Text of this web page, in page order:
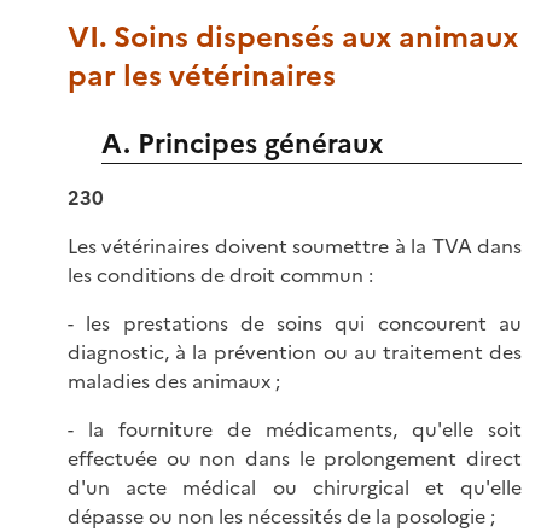
VI. Soins dispensés aux animaux
par les vétérinaires
A. Principes généraux
230
Les vétérinaires doivent soumettre à la TVA dans
les conditions de droit commun :
- les prestations de soins qui concourent au
diagnostic, à la prévention ou au traitement des
maladies des animaux ;
- la fourniture de médicaments, qu'elle soit
effectuée ou non dans le prolongement direct
d'un acte médical ou chirurgical et qu'elle
dépasse ou non les nécessités de la posologie ;